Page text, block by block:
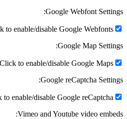
Google Webfont
Click to enable/disable Google
Google Map
Click to enable/disable Google
Google reCaptcha
Click to enable/disable Google
Vimeo and Youtube video